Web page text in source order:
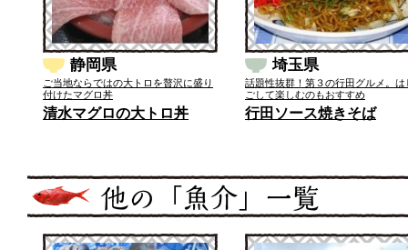
静岡県
ご当地ならではの大トロを贅沢に盛り
付けたマグロ丼
清水マグロの大トロ丼
埼玉県
話題性抜群！第３の行田グルメ。は
ごして楽しむのもおすすめ
行田ソース焼きそば